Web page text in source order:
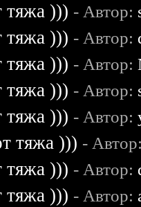
тяжа ))) - Автор:
тяжа ))) - Автор:
тяжа ))) - Автор:
тяжа ))) - Автор:
тяжа ))) - Автор:
тяжа ))) -
тяжа ))) - Автор:
тяжа ))) - Автор: